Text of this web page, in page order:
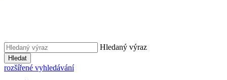
Hledaný výraz
Hledat
rozšířené vyhledávání